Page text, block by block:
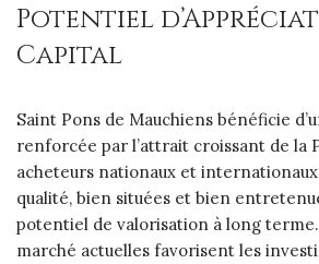
Potentiel
Capital
Saint Pons de Mauchiens bénéficie
renforcée par l’attrait croissant de la
acheteurs nationaux et
qualité, bien situées et bien
potentiel de valorisation à long
marché actuelles favorisent les